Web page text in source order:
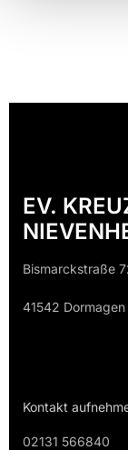
EV.
Bismarckstraße
41542 Dormagen
Kontakt
02131 566840